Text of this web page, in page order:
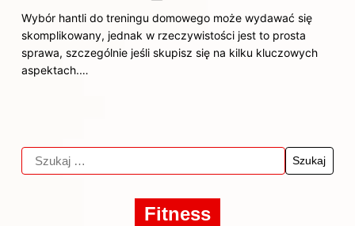
Wybór hantli do treningu domowego może wydawać się
skomplikowany, jednak w rzeczywistości jest to prosta
sprawa, szczególnie jeśli skupisz się na kilku kluczowych
aspektach.…
Fitness